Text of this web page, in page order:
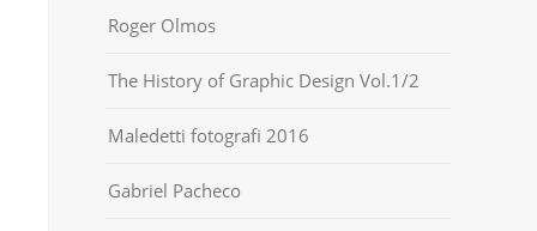
Roger Olmos
The History of Graphic Design Vol.1/2
Maledetti fotografi 2016
Gabriel Pacheco